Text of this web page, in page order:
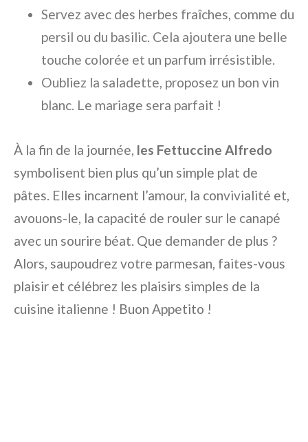
Servez avec des herbes fraîches, comme du
persil ou du basilic. Cela ajoutera une belle
touche colorée et un parfum irrésistible.
Oubliez la saladette, proposez un bon vin
blanc. Le mariage sera parfait !
À la fin de la journée, les Fettuccine Alfredo
symbolisent bien plus qu’un simple plat de
pâtes. Elles incarnent l’amour, la convivialité et,
avouons-le, la capacité de rouler sur le canapé
avec un sourire béat. Que demander de plus ?
Alors, saupoudrez votre parmesan, faites-vous
plaisir et célébrez les plaisirs simples de la
cuisine italienne ! Buon Appetito !